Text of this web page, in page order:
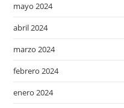
mayo 2024
abril 2024
marzo 2024
febrero 2024
enero 2024